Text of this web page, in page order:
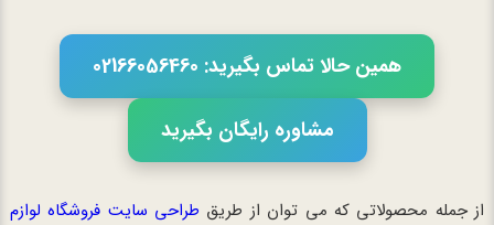
همین حالا تماس بگیرید: 02166056460
مشاوره رایگان بگیرید
از جمله محصولاتی که می توان از طریق طراحی سایت فروشگاه لوازم